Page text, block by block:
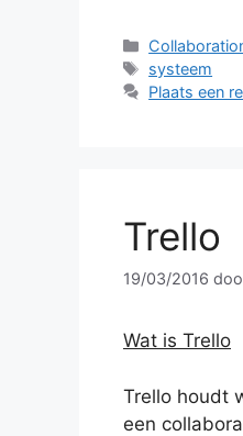
Categorieën
Tags
systeem
Plaats een
Trello
19/03/2016
Wat is Trello
Trello houdt
een